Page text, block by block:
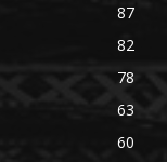
87
82
78
63
60